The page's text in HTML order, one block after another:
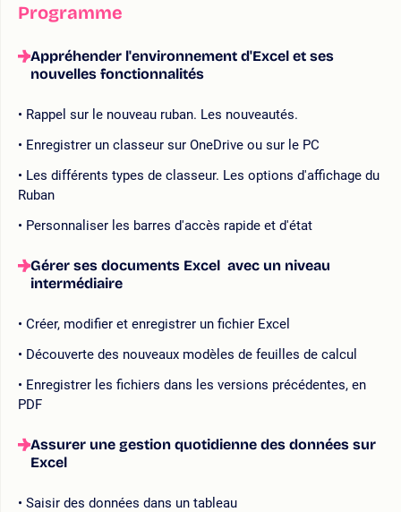
Programme
Appréhender l'environnement d'Excel et ses
nouvelles fonctionnalités
Rappel sur le nouveau ruban. Les nouveautés.
Enregistrer un classeur sur OneDrive ou sur le PC
Les différents types de classeur. Les options d'affichage du
Ruban
Personnaliser les barres d'accès rapide et d'état
Gérer ses documents Excel avec un niveau
intermédiaire
Créer, modifier et enregistrer un fichier Excel
Découverte des nouveaux modèles de feuilles de calcul
Enregistrer les fichiers dans les versions précédentes, en
PDF
Assurer une gestion quotidienne des données sur
Excel
Saisir des données dans un tableau